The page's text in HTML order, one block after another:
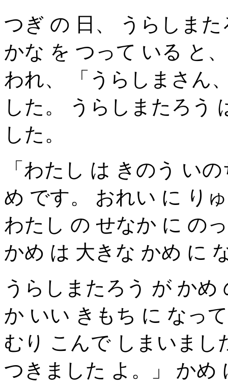
つぎ の 日、 うらしま
かな を つって いる と
われ、 「うらしまさん
した。 うらしまたろう
した。
「わたし は きのう い
め です。 おれい に り
わたし の せなか に の
かめ は 大きな かめ に
うらしまたろう が かめ
か いい きもち に なっ
むり こんで しまいまし
つきました よ。」 かめ